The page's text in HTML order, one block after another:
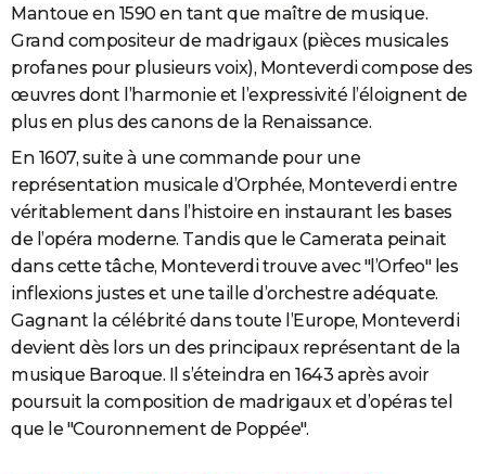
DICTIONNAIRE
Dictionnaire
Biographies
Citations
Expressions
Proverbes
PROGRAMME TV
COPAINS D'AVANT
S'inscrire
Se connecter
Lycées
Collèges
Primaires
Universités
Entreprises
Service militaire
Avis de recherche
AVIS DE DÉCÈS
FORUM
Bricolage
Lifestyle
Culture
Sport
Auto
Television
Voyage
Cinema
Mantoue en 1590 en tant que maître de musique.
Grand compositeur de madrigaux (pièces musicales
profanes pour plusieurs voix), Monteverdi compose des
œuvres dont l’harmonie et l’expressivité l’éloignent de
plus en plus des canons de la Renaissance.
En 1607, suite à une commande pour une
représentation musicale d’Orphée, Monteverdi entre
véritablement dans l’histoire en instaurant les bases
de l’opéra moderne. Tandis que le Camerata peinait
dans cette tâche, Monteverdi trouve avec "l’Orfeo" les
inflexions justes et une taille d’orchestre adéquate.
Gagnant la célébrité dans toute l’Europe, Monteverdi
devient dès lors un des principaux représentant de la
musique Baroque. Il s’éteindra en 1643 après avoir
poursuit la composition de madrigaux et d’opéras tel
que le "Couronnement de Poppée".